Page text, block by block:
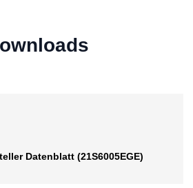
Datenblatt (21S6005EGE)